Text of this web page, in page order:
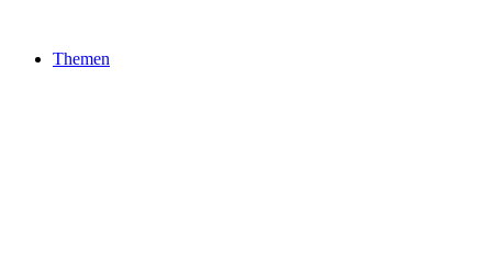
Themen